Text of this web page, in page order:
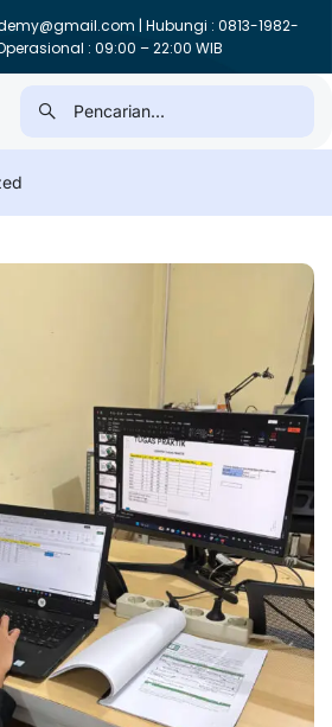
| Hubungi : 0813-1982-
: 09:00 – 22:00 WIB